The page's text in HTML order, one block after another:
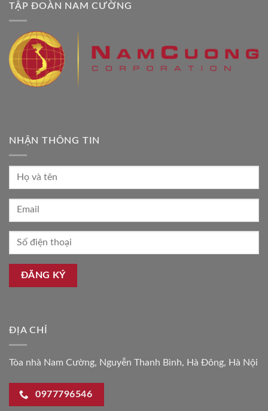
TẬP ĐOÀN NAM CƯỜNG
NHẬN THÔNG TIN
ĐỊA CHỈ
Tòa nhà Nam Cường, Nguyễn Thanh Bình, Hà Đông, Hà Nội
0977796546